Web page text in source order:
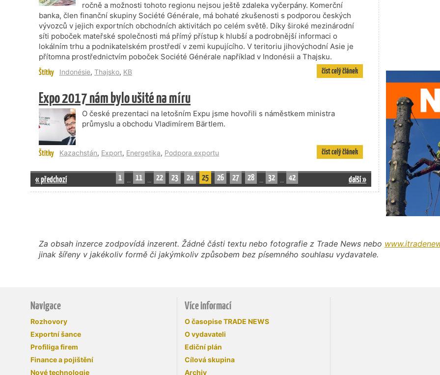
ročně a možnosti tohoto regionu nejsou ještě zdaleka vyčerpány. Komerční
banka, člen finanční skupiny Société Générale, má bohaté zkušenosti s podporou českých
vývozců v jejich exportních obchodních aktivitách po celém světě. Díky široké mezinárodní
síti poboček mateřské společnosti má přímý přístup k hlubší a podrobnější informaci o
lokálním trhu a podnikatelském prostředí v zemi kupujícího. V teritoriu jihovýchodní Asie je
přítomna prostřednictvím poboček Société Générale například v Indonésii a Thajsku.
Štítky Indonésie, Thajsko, KB číst celý článek
Expo 2017 nám bylo ušité na míru
O české prezentaci na letošním Expu jsme hovořili s náměstkem ministra
průmyslu a obchodu Vladimírem Bärtlem.
Štítky Kazachstán, Export, Energetika, Podpora exportu číst celý článek
« předchozí 1 … 11 … 22 23 24 25 26 27 28 … 32 … 42 další »
Za obsah inzerce zodpovídá inzerent. Žádné části textu nebo fotografie z Trade News nebo
jinak šířeny v jakékoliv formě či jakýmkoliv způsobem bez písemného souhlasu vydavatele.
Navigace
Rozhovory
Exportní šance
Profiliga firem
Finance a pojištění
Nové technologie
Více informací
O časopise TRADE NEWS
O vydavateli
Ediční plán
Cílová skupina
Archiv